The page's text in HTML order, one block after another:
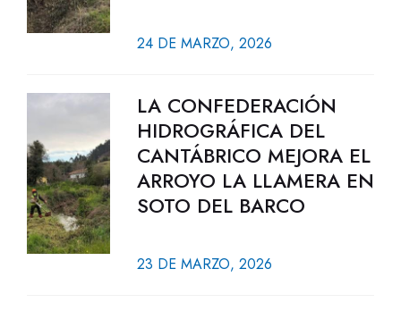
24 DE MARZO, 2026
LA CONFEDERACIÓN
HIDROGRÁFICA DEL
CANTÁBRICO MEJORA EL
ARROYO LA LLAMERA EN
SOTO DEL BARCO
23 DE MARZO, 2026